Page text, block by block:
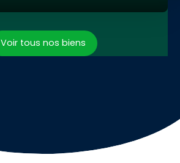
Voir tous nos biens